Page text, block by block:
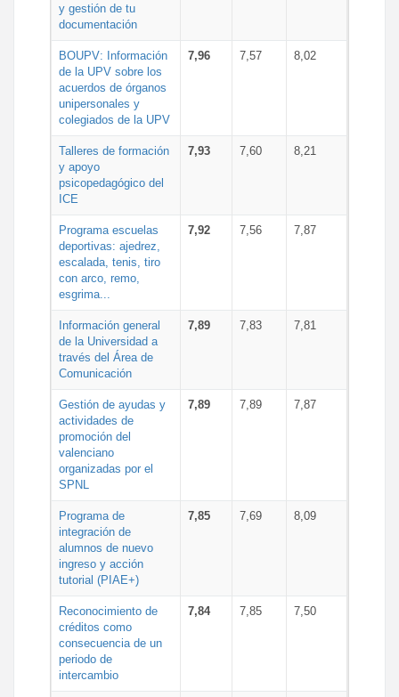
y gestión de tu
documentación
BOUPV: Información
de la UPV sobre los
acuerdos de órganos
unipersonales y
colegiados de la UPV
7,96 7,57 8,02
Talleres de formación
y apoyo
psicopedagógico del
ICE
7,93 7,60 8,21
Programa escuelas
deportivas: ajedrez,
escalada, tenis, tiro
con arco, remo,
esgrima...
7,92 7,56 7,87
Información general
de la Universidad a
través del Área de
Comunicación
7,89 7,83 7,81
Gestión de ayudas y
actividades de
promoción del
valenciano
organizadas por el
SPNL
7,89 7,89 7,87
Programa de
integración de
alumnos de nuevo
ingreso y acción
tutorial (PIAE+)
7,85 7,69 8,09
Reconocimiento de
créditos como
consecuencia de un
periodo de
intercambio
7,84 7,85 7,50